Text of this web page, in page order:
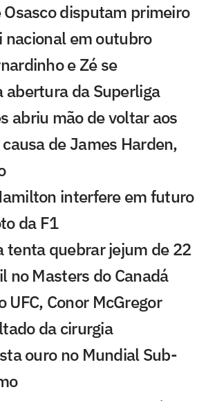
Osasco disputam primeiro
em outubro
e Zé se
abertura da Superliga
abriu mão de voltar aos
de James Harden,
interfere em futuro
da F1
tenta quebrar jejum de 22
no Masters do Canadá
UFC, Conor McGregor
da cirurgia
ouro no Mundial Sub-